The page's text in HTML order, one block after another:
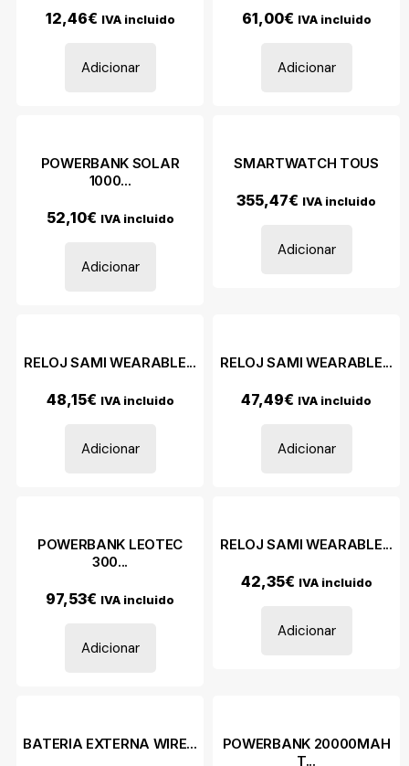
12,46€ IVA incluido
Adicionar
61,00€ IVA incluido
Adicionar
POWERBANK SOLAR
1000...
52,10€ IVA incluido
Adicionar
SMARTWATCH TOUS
355,47€ IVA incluido
Adicionar
RELOJ SAMI WEARABLE...
48,15€ IVA incluido
Adicionar
RELOJ SAMI WEARABLE...
47,49€ IVA incluido
Adicionar
POWERBANK LEOTEC
300...
97,53€ IVA incluido
Adicionar
RELOJ SAMI WEARABLE...
42,35€ IVA incluido
Adicionar
BATERIA EXTERNA WIRE...
POWERBANK 20000MAH
T...